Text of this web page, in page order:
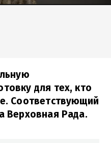
для тех, кто
Соответствующий
Верховная Рада.